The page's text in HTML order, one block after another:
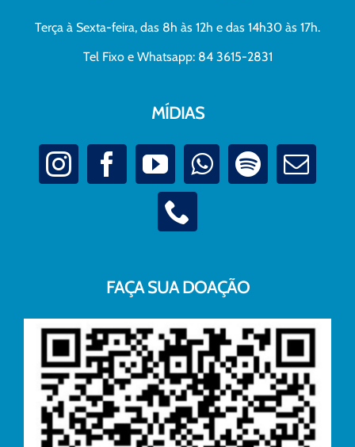
Terça à Sexta-feira, das 8h às 12h e das 14h30 às 17h.
Tel Fixo e Whatsapp: 84 3615-2831
MÍDIAS
FAÇA SUA DOAÇÃO